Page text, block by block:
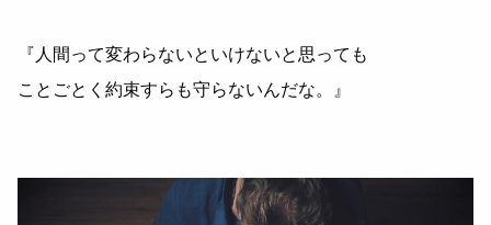
『人間って変わらないといけないと思っても
ことごとく約束すらも守らないんだな。』